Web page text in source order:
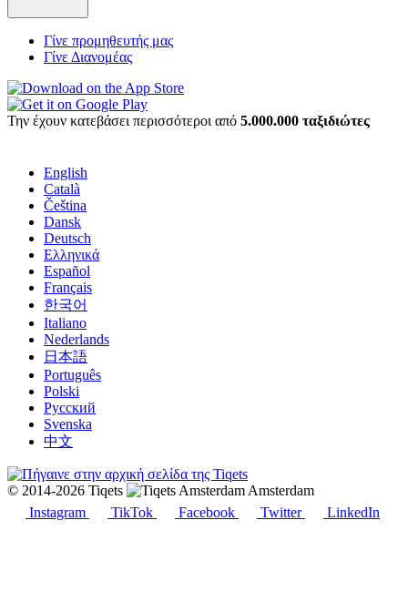
Γίνε προμηθευτής μας
Γίνε Διανομέας
Την έχουν κατεβάσει περισσότεροι από 5.000.000 ταξιδιώτες
English
Català
Čeština
Dansk
Deutsch
Ελληνικά
Español
Français
한국어
Italiano
Nederlands
日本語
Português
Polski
Русский
Svenska
中文
© 2014-2026 Tiqets
Amsterdam
Instagram
TikTok Facebook Twitter LinkedIn